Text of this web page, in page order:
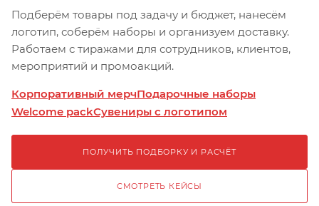
Подберём товары под задачу и бюджет, нанесём
логотип, соберём наборы и организуем доставку.
Работаем с тиражами для сотрудников, клиентов,
мероприятий и промоакций.
Корпоративный мерчПодарочные наборы
Welcome packСувениры с логотипом
ПОЛУЧИТЬ ПОДБОРКУ И РАСЧЁТ
СМОТРЕТЬ КЕЙСЫ